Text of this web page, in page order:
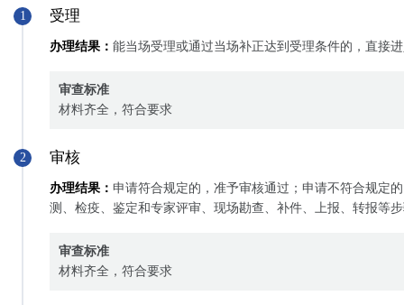
1 受理
办理结果： 能当场受理或通过当场补正达到受理条件的，直接
审查标准
材料齐全，符合要求
2 审核
办理结果： 申请符合规定的，准予审核通过；申请不符合规定
测、检疫、鉴定和专家评审、现场勘查、补件、上报、转报等
审查标准
材料齐全，符合要求